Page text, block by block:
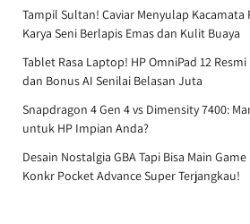
Tampil Sultan! Caviar Menyulap Kacamata
Karya Seni Berlapis Emas dan Kulit Buaya
Tablet Rasa Laptop! HP OmniPad 12
dan Bonus AI Senilai Belasan Juta
Snapdragon 4 Gen 4 vs Dimensity 7400:
untuk HP Impian Anda?
Desain Nostalgia GBA Tapi Bisa Main
Konkr Pocket Advance Super Terjangkau!